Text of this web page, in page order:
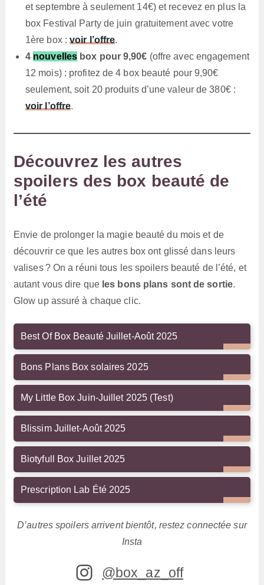
et septembre à seulement 14€) et recevez en plus la
box Festival Party de juin gratuitement avec votre
1ère box :voir l’offre.
4 nouvelles box pour 9,90€ (offre avec engagement
12 mois) : profitez de 4 box beauté pour 9,90€
seulement, soit 20 produits d’une valeur de 380€ :
voir l’offre.
Découvrez les autres
spoilers des box beauté de
l’été
Envie de prolonger la magie beauté du mois et de
découvrir ce que les autres box ont glissé dans leurs
valises ? On a réuni tous les spoilers beauté de l’été, et
autant vous dire que les bons plans sont de sortie.
Glow up assuré à chaque clic.
Best Of Box Beauté Juillet-Août 2025
Bons Plans Box solaires 2025
My Little Box Juin-Juillet 2025 (Test)
Blissim Juillet-Août 2025
Biotyfull Box Juillet 2025
Prescription Lab Été 2025
D’autres spoilers arrivent bientôt, restez connectée sur
Insta
@box_az_off